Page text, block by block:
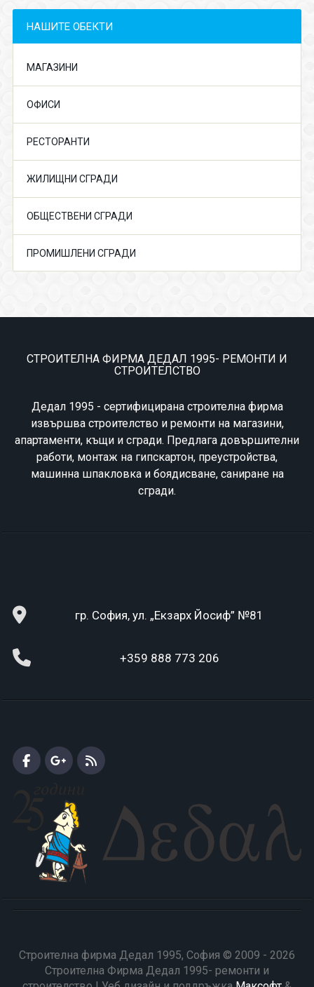
НАШИТЕ ОБЕКТИ
МАГАЗИНИ
ОФИСИ
РЕСТОРАНТИ
ЖИЛИЩНИ СГРАДИ
ОБЩЕСТВЕНИ СГРАДИ
ПРОМИШЛЕНИ СГРАДИ
СТРОИТЕЛНА ФИРМА ДЕДАЛ 1995- РЕМОНТИ И
СТРОИТЕЛСТВО
Дедал 1995 - сертифицирана строителна фирма
извършва строителство и ремонти на магазини,
апартаменти, къщи и сгради. Предлага довършителни
работи, монтаж на гипскартон, преустройства,
машинна шпакловка и боядисване, саниране на
сгради.
гр. София, ул. „Екзарх Йосиф” №81
+359 888 773 206
Строителна фирма Дедал 1995, София © 2009 - 2026
Строителна Фирма Дедал 1995- ремонти и